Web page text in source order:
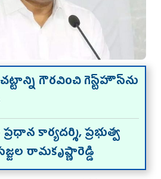
గౌరవించి గెస్ట్‌హౌస్‌ను
కార్య‌ద‌ర్శి, ప్ర‌భుత్వ
రామకృష్ణారెడ్డి